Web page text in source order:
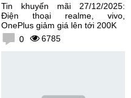
Tin khuyến mãi 27/12/2025:
Điện thoại realme, vivo,
OnePlus giảm giá lên tới 200K
0
6785